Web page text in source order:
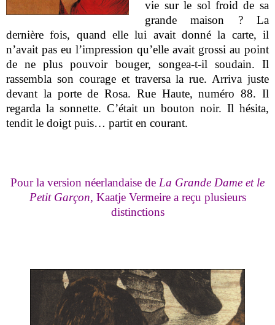
vie sur le sol froid de sa
grande maison ? La
dernière fois, quand elle lui avait donné la carte, il
n’avait pas eu l’impression qu’elle avait grossi au point
de ne plus pouvoir bouger, songea-t-il soudain. Il
rassembla son courage et traversa la rue. Arriva juste
devant la porte de Rosa. Rue Haute, numéro 88. Il
regarda la sonnette. C’était un bouton noir. Il hésita,
tendit le doigt puis… partit en courant.
Pour la version néerlandaise de La Grande Dame et le
Petit Garçon, Kaatje Vermeire a reçu plusieurs
distinctions